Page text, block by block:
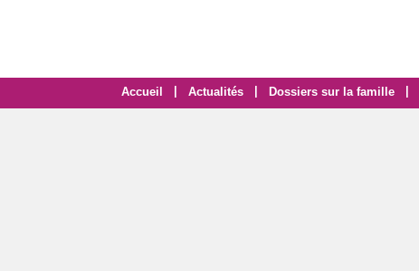
Accueil Actualités Dossiers sur la famille